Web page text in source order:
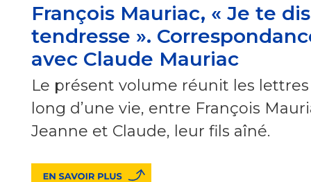
François Mauriac, « Je te
tendresse ».
avec Claude Mauriac
Le présent volume réunit les
long d’une vie, entre François
Jeanne et Claude, leur fils aîné.